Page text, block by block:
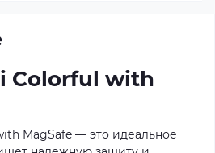
Colorful with
MagSafe — это идеальное